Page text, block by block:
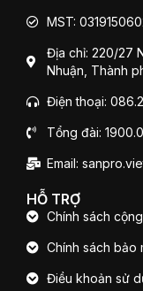
MST:
Địa chỉ: 220/27
Nhuận, Thành
Điện thoại:
Tổng đài:
Email:
HỖ TRỢ
Chính sách
Chính sách bảo
Điều khoản sử